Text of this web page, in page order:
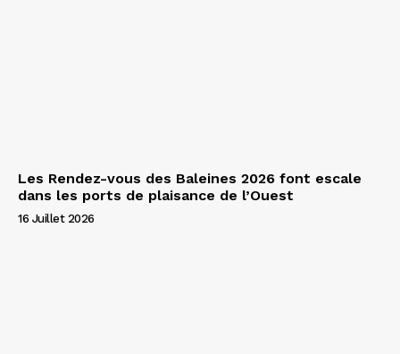
Les Rendez-vous des Baleines 2026 font escale
dans les ports de plaisance de l’Ouest
16 Juillet 2026